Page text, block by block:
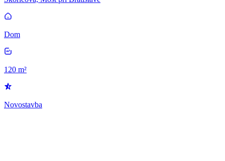
Dom
120 m²
Novostavba